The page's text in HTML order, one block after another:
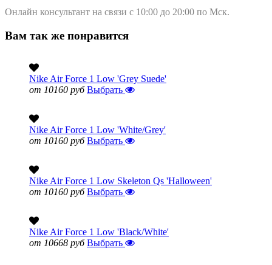
Онлайн консультант на связи с 10:00 до 20:00 по Мск.
Вам так же понравится
Nike Air Force 1 Low 'Grey Suede'
от 10160 руб Выбрать
Nike Air Force 1 Low 'White/Grey'
от 10160 руб Выбрать
Nike Air Force 1 Low Skeleton Qs 'Halloween'
от 10160 руб Выбрать
Nike Air Force 1 Low 'Black/White'
от 10668 руб Выбрать